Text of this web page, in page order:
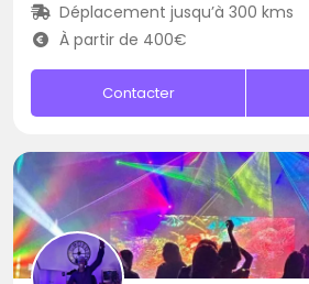
Déplacement jusqu’à 300 kms
À partir de 400€
Contacter